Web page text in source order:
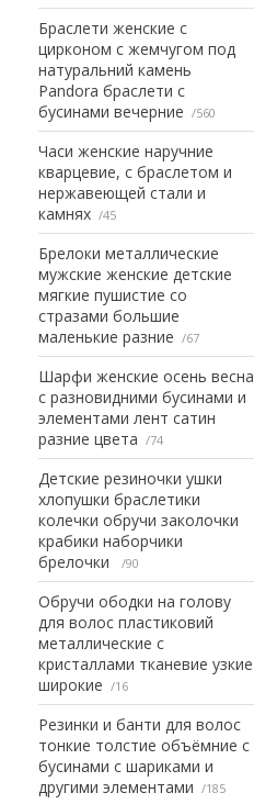
Браслети женские с
цирконом с жемчугом под
натуральний камень
Pandora браслети с
бусинами вечерние
560
Часи женские наручние
кварцевие, с браслетом и
нержавеющей стали и
камнях
45
Брелоки металлические
мужские женские детские
мягкие пушистие со
стразами большие
маленькие разние
67
Шарфи женские осень весна
с разновидними бусинами и
элементами лент сатин
разние цвета
74
Детские резиночки ушки
хлопушки браслетики
колечки обручи заколочки
крабики наборчики
брелочки
90
Обручи ободки на голову
для волос пластиковий
металлические с
кристаллами тканевие узкие
широкие
16
Резинки и банти для волос
тонкие толстие объёмние с
бусинами с шариками и
другими элементами
185